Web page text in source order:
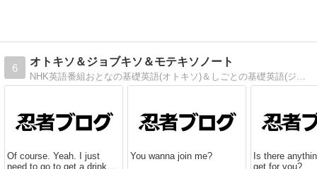
6
オトキソ＆ジョブキソ＆モテキソノート
Of course. Yeah. I just
You wanna join me?
Is there